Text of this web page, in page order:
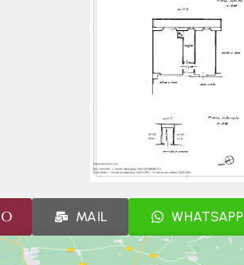
MAIL WHATSAPP